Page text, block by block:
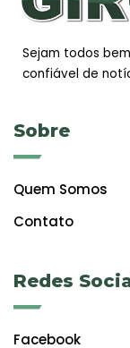
Sejam todos
confiável de
Sobre
Quem Somos
Contato
Redes
Facebook